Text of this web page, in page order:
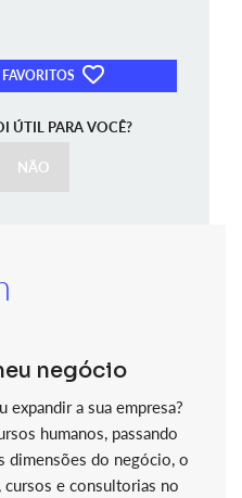
ÚTIL PARA VOCÊ?
NÃO
negócio
expandir a sua empresa?
humanos, passando
dimensões do negócio, o
cursos e consultorias no